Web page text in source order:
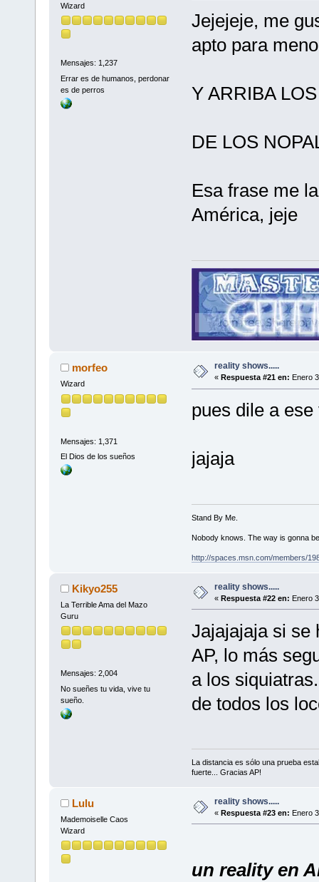
Wizard
Mensajes: 1,237
Errar es de humanos, perdonar
es de perros
Jejejeje, me
apto para
Y ARRIBA
DE LOS
Esa frase me
América, jeje
morfeo
Wizard
Mensajes: 1,371
El Dios de los sueños
reality shows.....
« Respuesta #21 en: Enero
pues dile a
jajaja
Stand By Me.
Nobody knows. The way is gonna
http://spaces.msn.com/members/
Kikyo255
La Terrible Ama del Mazo
Guru
Mensajes: 2,004
No sueñes tu vida, vive tu
sueño.
reality shows.....
« Respuesta #22 en: Enero
Jajajajaja si se
AP, lo más
a los
de todos los
La distancia es sólo una prueba
fuerte... Gracias AP!
Lulu
Mademoiselle Caos
Wizard
reality shows.....
« Respuesta #23 en: Enero
un reality en